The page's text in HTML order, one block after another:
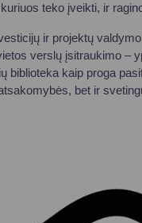
teko įveikti, ir
ir projektų
verslų įsitraukimo
biblioteka kaip proga
bet ir